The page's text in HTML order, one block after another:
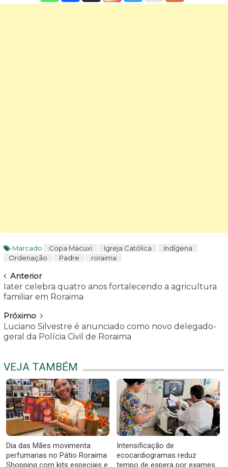
Marcado Copa Macuxi Igreja Católica
Indígena
Ordenação
Padre roraima
Navegar
Anterior
Iater celebra quatro anos fortalecendo a agricultura
familiar em Roraima
Próximo
Luciano Silvestre é anunciado como novo delegado-
geral da Polícia Civil de Roraima
VEJA TAMBÉM
Dia das Mães movimenta
perfumarias no Pátio Roraima
Shopping com kits especiais e
Intensificação de
ecocardiogramas reduz
tempo de espera por exames